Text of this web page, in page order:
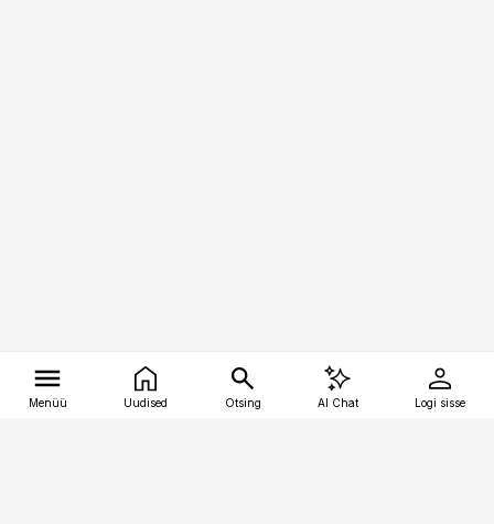
Menüü Uudised Otsing AI Chat Logi sisse